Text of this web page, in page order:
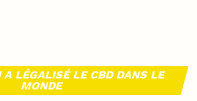
A LÉGALISÉ LE CBD DANS LE
MONDE